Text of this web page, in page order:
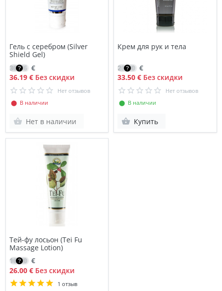
Гель с серебром (Silver
Shield Gel)
30.76 €
36.19 €Без скидки
Нет отзывов
⬤ В наличии
Нет в наличии
Крем для рук и тела
23.90 €
33.50 € Без скидки
Нет отзывов
⬤ В наличии
Купить
Тей-фу лосьон (Tei Fu
Massage Lotion)
18.90 €
26.00 €Без скидки
1 отзыв